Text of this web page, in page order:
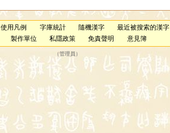
使用凡例 字庫統計 隨機漢字
最近被搜索的漢字
製作單位 私隱政策 免責聲明 意見簿
（管理員 ）